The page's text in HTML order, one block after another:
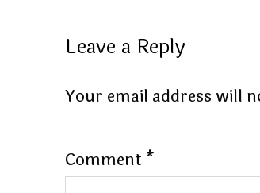
Leave a Reply
Your email address will
Comment*